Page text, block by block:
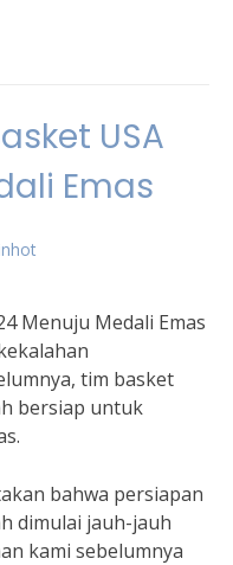
USA
Emas
Menuju Medali Emas
tim basket
bersiap untuk
bahwa persiapan
dimulai jauh-jauh
kami sebelumnya